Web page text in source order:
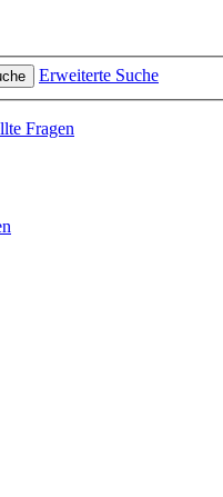
Erweiterte Suche
Fragen